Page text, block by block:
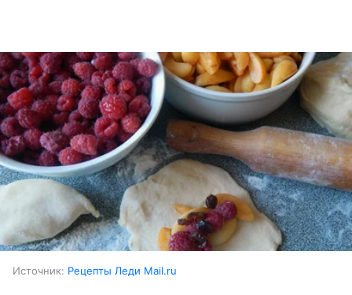
Источник: Рецепты Леди Mail.ru